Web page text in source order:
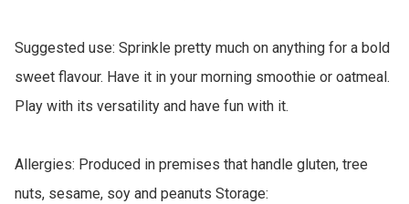
Suggested use: Sprinkle pretty much on anything for a bold
sweet flavour. Have it in your morning smoothie or oatmeal.
Play with its versatility and have fun with it.
Allergies: Produced in premises that handle gluten, tree
nuts, sesame, soy and peanuts Storage: